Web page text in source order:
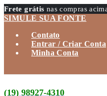
Frete grátis nas compras
SIMULE SUA FONTE
Contato
Entrar / Criar Conta
Minha Conta
(19) 98927-4310